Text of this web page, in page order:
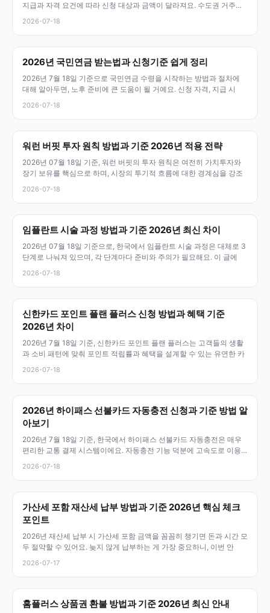
지급과 자격 요건에 따라 신청 대상과 금액이 달라져요. 수도권 거주자
2026-07-18
2026년 국민연금 받는법과 신청기준 쉽게 정리
2026년 7월 18일 기준으로 국민연금 수령을 시작하는 방법과 절차에
대해 알아두면, 노후 준비에 큰 도움이 될 거예요. 신청 자격, 지급 시
2026-07-18
워런 버핏 투자 원칙 방법과 기준 2026년 적용 전략
2026년 07월 18일 기준, 워런 버핏의 투자 원칙은 여전히 가치투자와
장기 보유를 핵심으로 하며, 시장의 투기적 흐름에 대한 경계심을 강조
2026-07-18
임플란트 시술 과정 방법과 기준 2026년 최신 차이
2026년 07월 18일 기준으로, 한국에서 임플란트 시술 과정은 대체로 3
단계로 나눠져 있으며, 각 단계마다 준비와 주의가 필요해요. 이 글에
2026-07-18
신한카드 포인트 플랜 플러스 신청 방법과 혜택 기준
2026년 차이
2026년 7월 18일 기준, 신한카드 포인트 플랜 플러스는 고객들의 생활
과 소비 패턴에 맞춰 포인트 적립률과 혜택을 설계할 수 있는 유연한 카
2026-07-18
2026년 하이패스 선불카드 자동충전 신청과 기준 방법 알
아보기
2026년 7월 18일 기준, 한국에서 하이패스 선불카드 자동충전은 매우
편리한 교통 결제 시스템이에요. 자동충전 기능 덕분에 고속도로 이용
2026-07-18
가산세 포함 재산세 납부 방법과 기준 2026년 핵심 체크
포인트
2026년 재산세 납부 시 가산세 포함 금액을 꼼꼼히 챙기면 돈과 시간 모
두 절약할 수 있어요. 늦지 않게 납부하는 게 가장 중요하니, 이번 안
2026-07-17
홈플러스 상품권 환불 방법과 기준 2026년 최신 안내